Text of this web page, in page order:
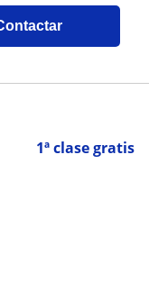
1ª clase gratis